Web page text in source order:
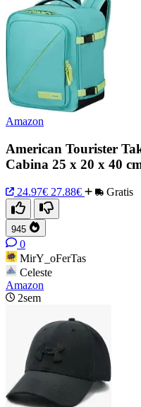
Amazon
American Tourister
Cabina 25 x 20 x 40
24.97€ 27.88€ Gratis
945
0
MirY_oFerTas
Celeste
Amazon
2sem